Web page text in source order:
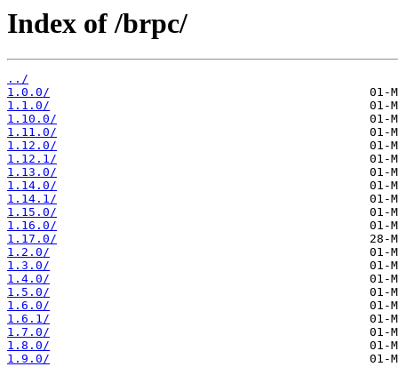
Index of /brpc/
../
1.0.0/
1.1.0/
1.10.0/
1.11.0/
1.12.0/
1.12.1/
1.13.0/
1.14.0/
1.14.1/
1.15.0/
1.16.0/
1.17.0/
1.2.0/
1.3.0/
1.4.0/
1.5.0/
1.6.0/
1.6.1/
1.7.0/
1.8.0/
1.9.0/